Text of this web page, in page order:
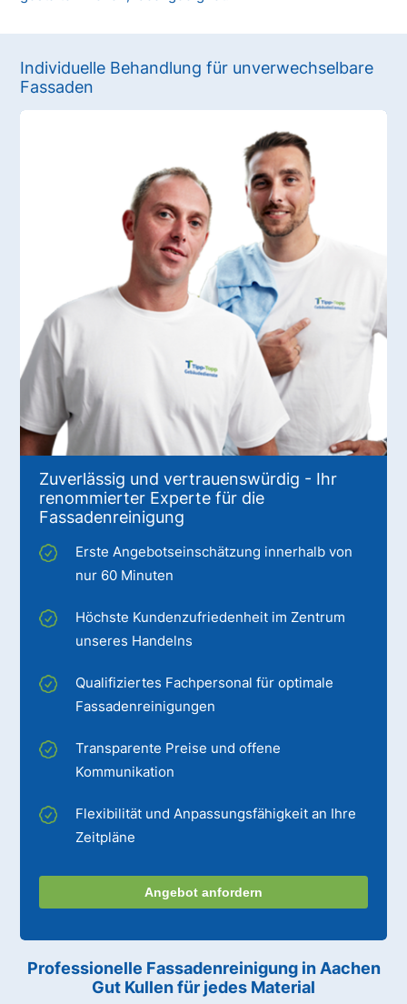
Individuelle Behandlung für unverwechselbare
Fassaden
Zuverlässig und vertrauenswürdig - Ihr
renommierter Experte für die
Fassadenreinigung
Erste Angebotseinschätzung innerhalb von
nur 60 Minuten
Höchste Kundenzufriedenheit im Zentrum
unseres Handelns
Qualifiziertes Fachpersonal für optimale
Fassadenreinigungen
Transparente Preise und offene
Kommunikation
Flexibilität und Anpassungsfähigkeit an Ihre
Zeitpläne
Angebot anfordern
Professionelle Fassadenreinigung in Aachen
Gut Kullen für jedes Material